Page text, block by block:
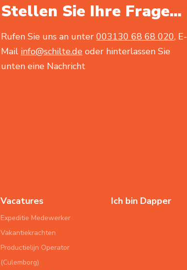
Stellen Sie Ihre Frage...
Rufen Sie uns an unter 003130 68 68 020, E-
Mail info@schilte.deoder hinterlassen Sie
unten eine Nachricht
Vacatures
Expeditie Medewerker
Vakantiekrachten
Productielijn Operator
(Culemborg)
Ich bin Dapper